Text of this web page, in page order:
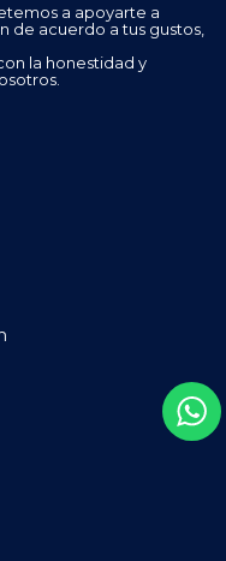
a apoyarte a
de acuerdo a tus gustos,
la honestidad y